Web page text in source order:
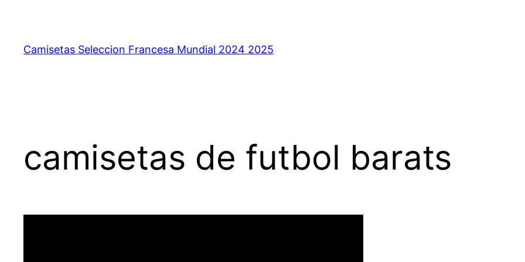
contenido
Camisetas Seleccion Francesa Mundial 2024 2025
camisetas de futbol barats